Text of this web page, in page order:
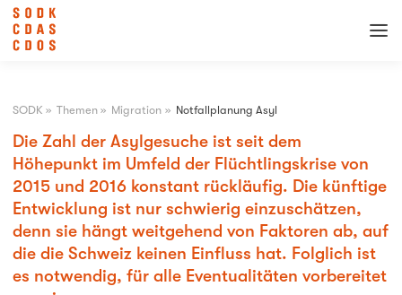
SODK » Themen » Migration » Notfallplanung Asyl
Die Zahl der Asylgesuche ist seit dem
Höhepunkt im Umfeld der Flüchtlingskrise von
2015 und 2016 konstant rückläufig. Die künftige
Entwicklung ist nur schwierig einzuschätzen,
denn sie hängt weitgehend von Faktoren ab, auf
die die Schweiz keinen Einfluss hat. Folglich ist
es notwendig, für alle Eventualitäten vorbereitet